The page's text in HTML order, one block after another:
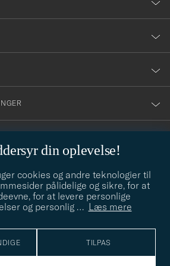
din oplevelse!
cookies og andre teknologier til
pålidelige og sikre, for at
for at levere personlige
og personlig … Læs mere
TILPAS
din stil? Lad os hjælpe dig, vi hjælper